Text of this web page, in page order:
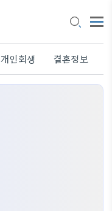
개인회생 결혼정보